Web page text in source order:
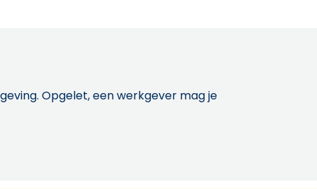
Opgelet, een werkgever mag je